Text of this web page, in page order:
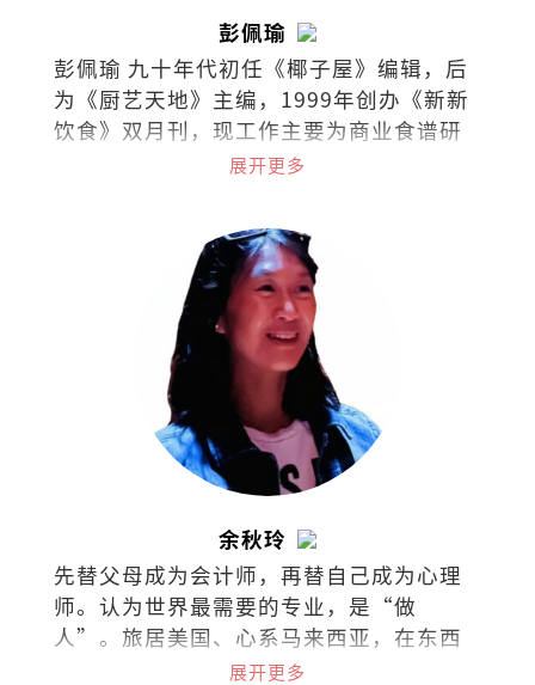
彭佩瑜
彭佩瑜 九十年代初任《椰子屋》编辑，后
为《厨艺天地》主编，1999年创办《新新
饮食》双月刊，现工作主要为商业食谱研
发、策划私房菜和烹饪课程。最喜欢的饮
展开更多
余秋玲
先替父母成为会计师，再替自己成为心理
师。认为世界最需要的专业，是“做
人”。旅居美国、心系马来西亚，在东西
文化间拉扯。试着把拉扯化成视野，把矛
展开更多